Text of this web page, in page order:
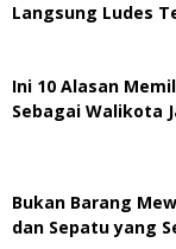
Langsung Ludes
Ini 10 Alasan
Sebagai Walikota
Bukan Barang
dan Sepatu yang